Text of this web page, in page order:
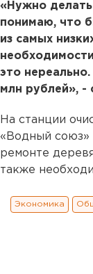
«Нужно
понимаю, что
из самых
это
млн рублей», -
На станции
«Водный союз»
ремонте
также
Экономика